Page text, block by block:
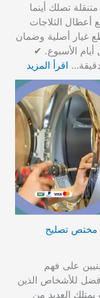
خدمة فنية متنقلة تصلك أينما
الثلاجات
غيار أصلية وضمان
24 ساعة طوال أيام الأسبوع. ✔
اقرأ المزيد
فني تصليح غسالات السلام 60615556 مختص تصليح
على فهم
للأشخاص الذين
العديد من